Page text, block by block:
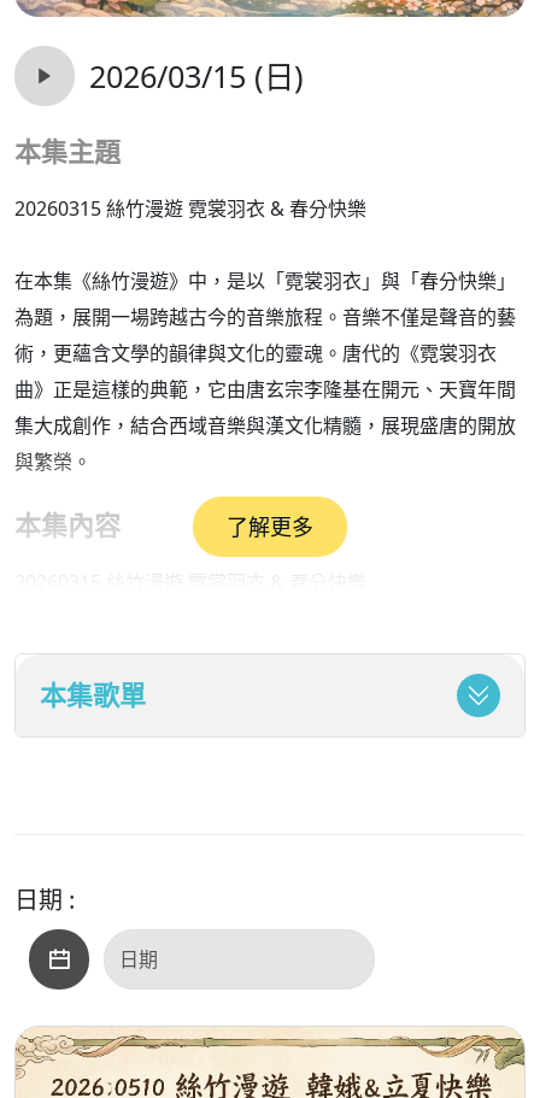
2026/03/15 (日)
本集主題
20260315 絲竹漫遊 霓裳羽衣 & 春分快樂
在本集《絲竹漫遊》中，是以「霓裳羽衣」與「春分快樂」
為題，展開一場跨越古今的音樂旅程。音樂不僅是聲音的藝
術，更蘊含文學的韻律與文化的靈魂。唐代的《霓裳羽衣
曲》正是這樣的典範，它由唐玄宗李隆基在開元、天寶年間
集大成創作，結合西域音樂與漢文化精髓，展現盛唐的開放
與繁榮。
本集內容
在本集《絲竹漫遊》中，是以「霓裳羽衣」與「春分快樂」
為題，展開一場跨越古今的音樂旅程。音樂不僅是聲音的藝
術，更蘊含文學的韻律與文化的靈魂。唐代的《霓裳羽衣
三千寵愛在一身的楊玉環，其實是一位絕世才女，精於琵
琶、能歌善舞，對於樂律有獨到的見解，而唐明皇是一位音
樂家，描述唐明皇與楊玉環的愛情故事，與其說唐明皇與楊
藝術家的惺惺相惜。
了解更多
本集歌單
日期 :